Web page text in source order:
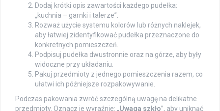
Dodaj krótki opis zawartości każdego pudełka:
„kuchnia – garnki i talerze”.
Rozważ użycie systemu kolorów lub różnych naklejek,
aby łatwiej zidentyfikować pudełka przeznaczone do
konkretnych pomieszczeń.
Podpisuj pudełka dwustronnie oraz na górze, aby były
widoczne przy układaniu.
Pakuj przedmioty z jednego pomieszczenia razem, co
ułatwi ich późniejsze rozpakowywanie.
Podczas pakowania zwróć szczególną uwagę na delikatne
przedmioty. Oznacz je wyraźnie: „Uwaga szkło”, aby uniknąć